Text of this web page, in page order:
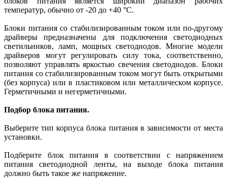
температур, обычно от -20 до +40 °C.
Блоки питания со стабилизированным током или по-другому
драйверы предназначены для подключения светодиодных
светильников, ламп, мощных светодиодов. Многие модели
драйверов могут регулировать силу тока, соответственно,
позволяют управлять яркостью свечения светодиодов. Блоки
питания со стабилизированным током могут быть открытыми
(без корпуса) или в пластиковом или металлическом корпусе.
Герметичными и негерметичными.
Подбор блока питания.
Выберите тип корпуса блока питания в зависимости от места
установки.
Подберите блок питания в соответствии с напряжением
питания светодиодной ленты, на выходе блока питания
должно быть такое же напряжение.